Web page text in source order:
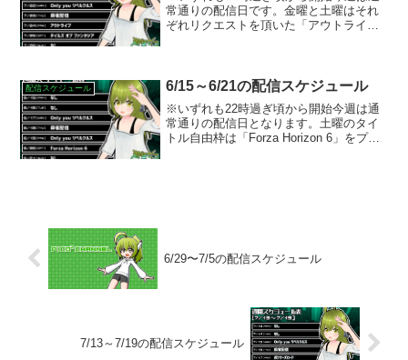
常通りの配信日です。金曜と土曜はそれ
ぞれリクエストを頂いた「アウトライ
配信スケジュール 6/15～6/21の配信スケジュール
※いずれも22時過ぎ頃から開始今週は通
常通りの配信日となります。土曜のタイ
トル自由枠は「Forza Horizon 6」をプレ
6/29〜7/5の配信スケジュール
7/13～7/19の配信スケジュール